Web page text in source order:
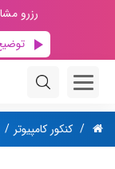
رزرو
کنکور کامپیوتر